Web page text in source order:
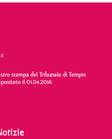
stampa del Tribunale di Tempio
il 01.04.2016